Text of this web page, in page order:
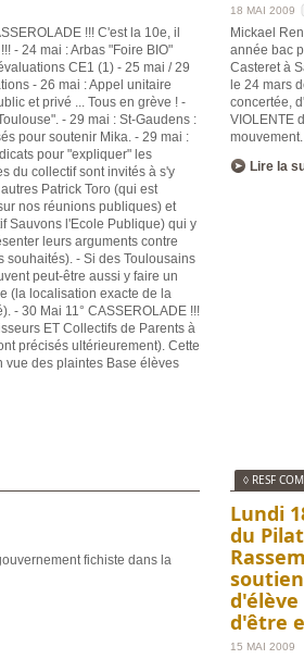
!!! C'est la 10e, il
- 24 mai : Arbas "Foire BIO"
CE1 (1) - 25 mai / 29
- 26 mai : Appel unitaire
et privé ... Tous en grève ! -
- 29 mai : St-Gaudens :
pour soutenir Mika. - 29 mai :
pour "expliquer" les
du collectif sont invités à s'y
Patrick Toro (qui est
nos réunions publiques) et
Sauvons l'Ecole Publique) qui y
leurs arguments contre
souhaités). - Si des Toulousains
peut-être aussi y faire un
(la localisation exacte de la
- 30 Mai 11° CASSEROLADE !!!
ET Collectifs de Parents à
précisés ultérieurement). Cette
vue des plaintes Base élèves
18 MAI 2009
Mickael
année bac
Casteret à
le 24 mars
concertée,
VIOLENTE
mouvement
Lire la
fichiste dans la
◊ RESF
Lundi
du
d'être
15 MAI 2009